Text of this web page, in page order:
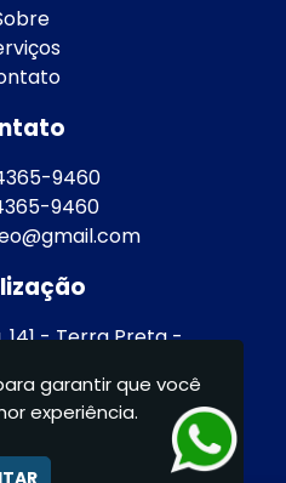
9460
9460
141 - Terra Preta -
Visual Ltda -
garantir que você
experiência.